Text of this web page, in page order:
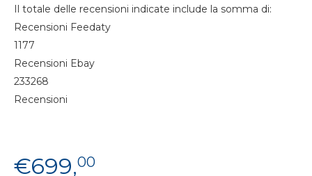
Il totale delle recensioni indicate include la somma di:
Recensioni Feedaty
1177
Recensioni Ebay
233268
Recensioni
€699,00